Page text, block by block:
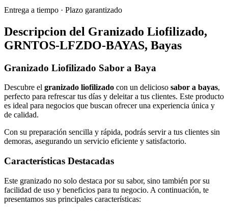
Entrega a tiempo · Plazo garantizado
Descripcion del Granizado Liofilizado,
GRNTOS-LFZDO-BAYAS, Bayas
Granizado Liofilizado Sabor a Baya
Descubre el granizado liofilizado con un delicioso sabor a bayas,
perfecto para refrescar tus días y deleitar a tus clientes. Este producto
es ideal para negocios que buscan ofrecer una experiencia única y
de calidad.
Con su preparación sencilla y rápida, podrás servir a tus clientes sin
demoras, asegurando un servicio eficiente y satisfactorio.
Características Destacadas
Este granizado no solo destaca por su sabor, sino también por su
facilidad de uso y beneficios para tu negocio. A continuación, te
presentamos sus principales características: